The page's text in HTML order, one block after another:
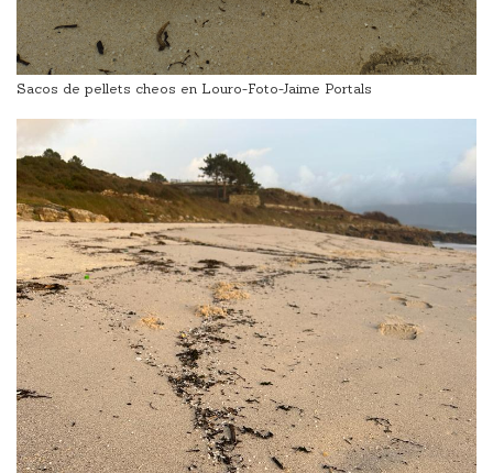
Sacos de pellets cheos en Louro-Foto-Jaime Portals